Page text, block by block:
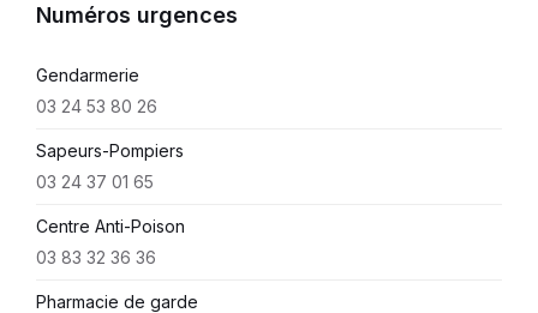
Numéros urgences
Gendarmerie
03 24 53 80 26
Sapeurs-Pompiers
03 24 37 01 65
Centre Anti-Poison
03 83 32 36 36
Pharmacie de garde